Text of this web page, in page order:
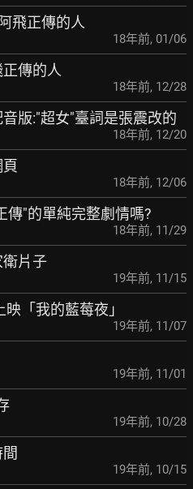
飛正傳的人
18年前, 01/06
傳的人
18年前, 12/28
版:"超女"臺詞是張震改的
18年前, 12/20
18年前, 12/06
傳"的單純完整劇情嗎?
18年前, 11/29
衛片子
19年前, 11/15
「我的藍莓夜」
19年前, 11/07
19年前, 11/01
19年前, 10/28
19年前, 10/15